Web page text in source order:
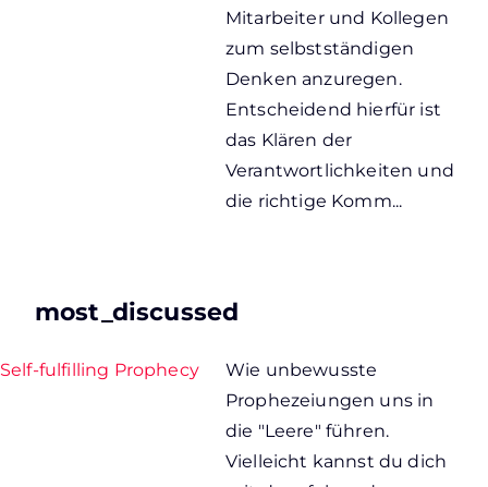
Mitarbeiter und Kollegen
zum selbstständigen
Denken anzuregen.
Entscheidend hierfür ist
das Klären der
Verantwortlichkeiten und
die richtige Komm...
most_discussed
Self-fulfilling Prophecy
Wie unbewusste
Prophezeiungen uns in
die "Leere" führen.
Vielleicht kannst du dich